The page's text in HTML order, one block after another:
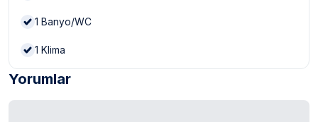
1 Banyo/WC
1 Klima
Yorumlar